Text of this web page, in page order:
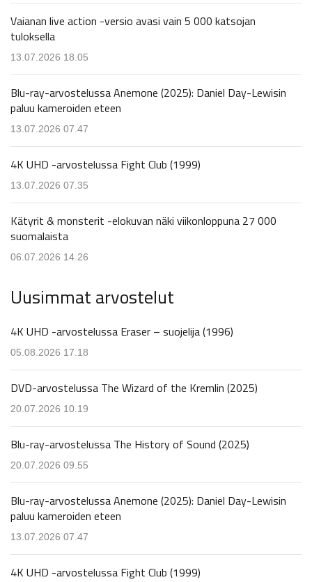
Vaianan live action -versio avasi vain 5 000 katsojan
tuloksella
13.07.2026 18.05
Blu-ray-arvostelussa Anemone (2025): Daniel Day-Lewisin
paluu kameroiden eteen
13.07.2026 07.47
4K UHD -arvostelussa Fight Club (1999)
13.07.2026 07.35
Kätyrit & monsterit -elokuvan näki viikonloppuna 27 000
suomalaista
06.07.2026 14.26
Uusimmat arvostelut
4K UHD -arvostelussa Eraser – suojelija (1996)
05.08.2026 17.18
DVD-arvostelussa The Wizard of the Kremlin (2025)
20.07.2026 10.19
Blu-ray-arvostelussa The History of Sound (2025)
20.07.2026 09.55
Blu-ray-arvostelussa Anemone (2025): Daniel Day-Lewisin
paluu kameroiden eteen
13.07.2026 07.47
4K UHD -arvostelussa Fight Club (1999)